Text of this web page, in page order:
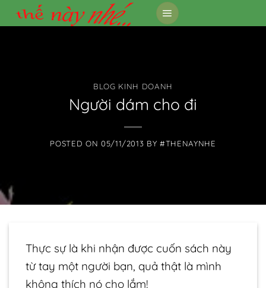
Skip
to
BLOG KINH DOANH
Người dám cho đi
POSTED ON 05/11/2013 BY#THENAYNHE
Thực sự là khi nhận được cuốn sách này
từ tay một người bạn, quả thật là mình
không thích nó cho lắm!